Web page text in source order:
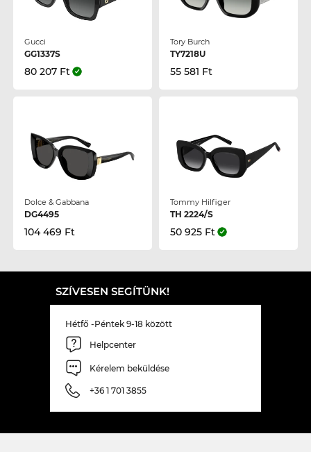
Gucci
GG1337S
80 207 Ft
Tory Burch
TY7218U
55 581 Ft
Dolce & Gabbana
DG4495
104 469 Ft
Tommy Hilfiger
TH 2224/S
50 925 Ft
SZÍVESEN SEGÍTÜNK!
Hétfő -Péntek 9-18 között
Helpcenter
Kérelem beküldése
+36 1 701 3855